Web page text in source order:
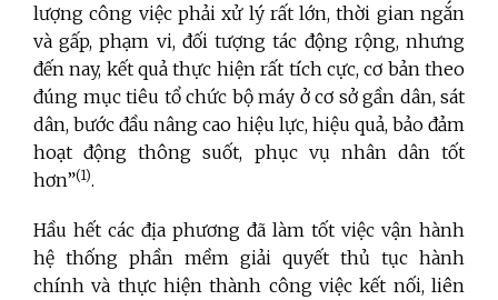
lượng công việc phải xử lý rất lớn, thời gian ngắn
và gấp, phạm vi, đối tượng tác động rộng, nhưng
đến nay, kết quả thực hiện rất tích cực, cơ bản theo
đúng mục tiêu tổ chức bộ máy ở cơ sở gần dân, sát
dân, bước đầu nâng cao hiệu lực, hiệu quả, bảo đảm
hoạt động thông suốt, phục vụ nhân dân tốt
hơn”(1).
Hầu hết các địa phương đã làm tốt việc vận hành
hệ thống phần mềm giải quyết thủ tục hành
chính và thực hiện thành công việc kết nối, liên